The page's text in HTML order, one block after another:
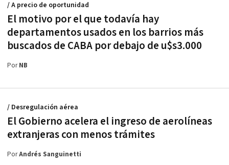
El motivo por el que todavía hay
departamentos usados en los barrios más
buscados de CABA por debajo de u$s3.000
/ A precio de oportunidad
PorNB
El Gobierno acelera el ingreso de aerolíneas
extranjeras con menos trámites
/ Desregulación aérea
PorAndrés Sanguinetti